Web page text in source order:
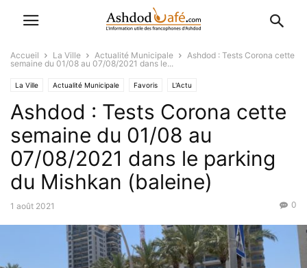
Accueil La Ville Actualité Municipale
Ashdod : Tests Corona cette
semaine du 01/08 au 07/08/2021 dans le...
La Ville Actualité Municipale Favoris L'Actu
Ashdod : Tests Corona cette
semaine du 01/08 au
07/08/2021 dans le parking
du Mishkan (baleine)
1 août 2021 0